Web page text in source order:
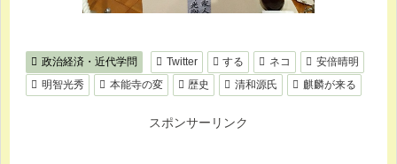
政治経済・近代学問 Twitter する ネコ
安倍晴明
明智光秀
本能寺の変 歴史 清和源氏 麒麟が来る
スポンサーリンク